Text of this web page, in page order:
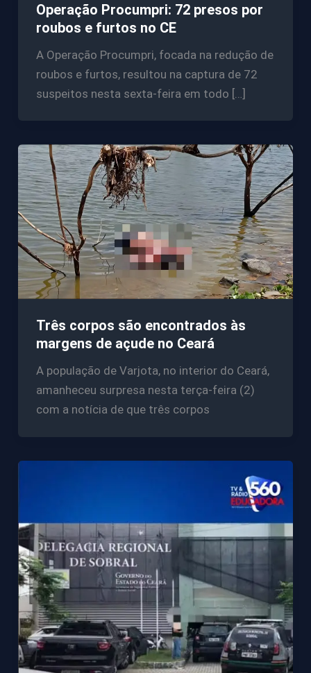
Operação Procumpri: 72 presos por
roubos e furtos no CE
A Operação Procumpri, focada na redução de
roubos e furtos, resultou na captura de 72
suspeitos nesta sexta-feira em todo […]
Três corpos são encontrados às
margens de açude no Ceará
A população de Varjota, no interior do Ceará,
amanheceu surpresa nesta terça-feira (2)
com a notícia de que três corpos